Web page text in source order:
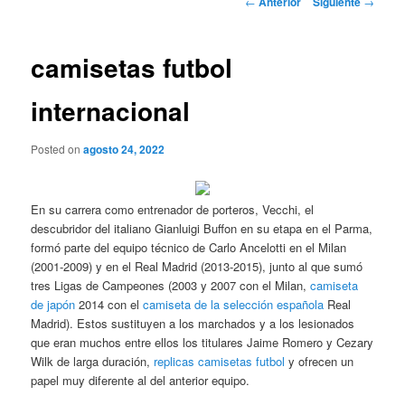
camisetas futbol
internacional
Posted onagosto 24, 2022
En su carrera como entrenador de porteros, Vecchi, el
descubridor del italiano Gianluigi Buffon en su etapa en el Parma,
formó parte del equipo técnico de Carlo Ancelotti en el Milan
(2001-2009) y en el Real Madrid (2013-2015), junto al que sumó
tres Ligas de Campeones (2003 y 2007 con el Milan,camiseta
de japón 2014 con elcamiseta de la selección española Real
Madrid). Estos sustituyen a los marchados y a los lesionados
que eran muchos entre ellos los titulares Jaime Romero y Cezary
Wilk de larga duración, replicas camisetas futbol y ofrecen un
papel muy diferente al del anterior equipo.